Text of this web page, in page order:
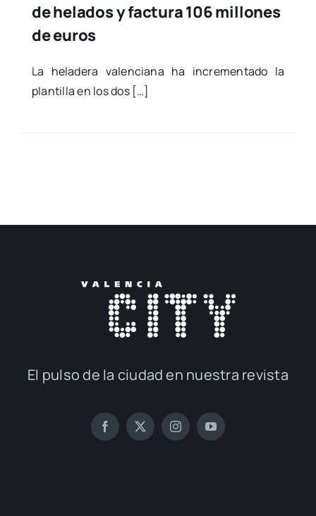
de helados y factura 106 millones
de euros
La hela­de­ra valen­cia­na ha incre­men­ta­do la
plan­ti­lla en los dos […]
El pul­so de la ciu­dad en nues­tra revis­ta